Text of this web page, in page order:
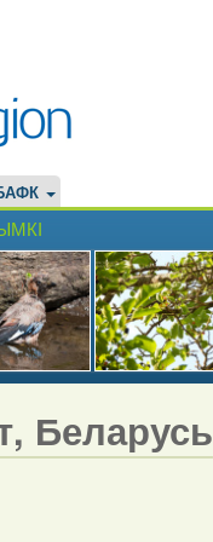
Беларусь